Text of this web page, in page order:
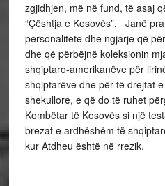
zgjidhjen, më në fund, të asaj
“Çështja e Kosovës”. Janë
personalitete dhe ngjarje që
dhe që përbëjnë koleksionin
shqiptaro-amerikanëve për
shqiptarëve dhe për të drejtat
shekullore, e që do të ruhet
Kombëtar të Kosovës si një
brezat e ardhëshëm të
kur Atdheu është në rrezik.